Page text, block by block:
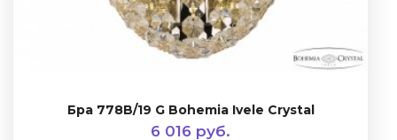
Бра 778B/19 G Bohemia Ivele Crystal
6 016 руб.